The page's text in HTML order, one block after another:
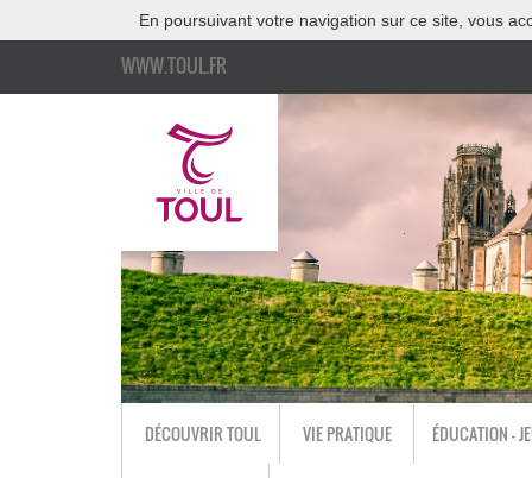
En poursuivant votre navigation sur ce site, vous
WWW.TOUL.FR
DÉCOUVRIR TOUL VIE PRATIQUE ÉDUCATION -